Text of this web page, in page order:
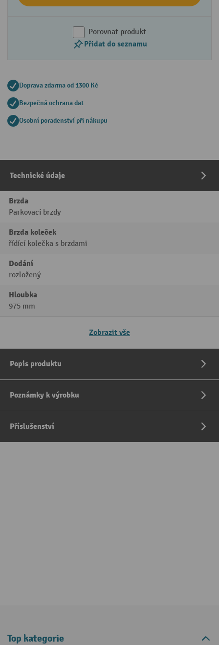
Porovnat produkt
Přidat do seznamu
Doprava zdarma od 1300 Kč
Bezpečná ochrana dat
Osobní poradenství při nákupu
Technické údaje
Brzda
Parkovací brzdy
Brzda koleček
řídící kolečka s brzdami
Dodání
rozložený
Hloubka
975 mm
Zobrazit vše
Popis produktu
Poznámky k výrobku
Příslušenství
Top kategorie